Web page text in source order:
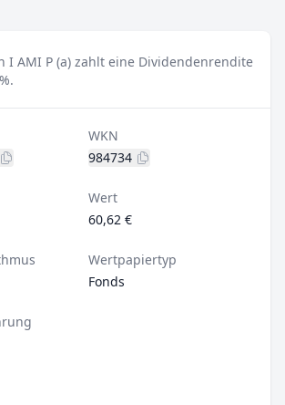
I AMI P (a) zahlt eine Dividendenrendite
WKN
984734
Wert
60,62 €
Wertpapiertyp
Fonds